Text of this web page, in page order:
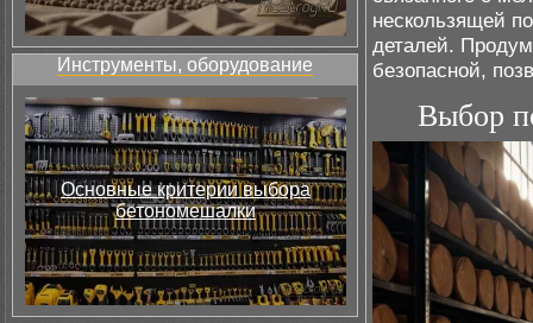
Инструменты, оборудование
Основные критерии выбора
бетономешалки
нескользящей
деталей.
безопасной,
Выбор